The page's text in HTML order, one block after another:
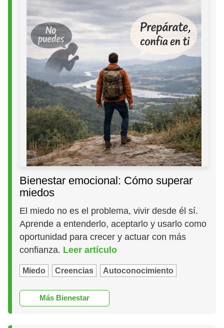
Bienestar emocional: Cómo superar
miedos
El miedo no es el problema, vivir desde él sí.
Aprende a entenderlo, aceptarlo y usarlo como
oportunidad para crecer y actuar con más
confianza. Leer artículo
Miedo Creencias Autoconocimiento
Más Bienestar